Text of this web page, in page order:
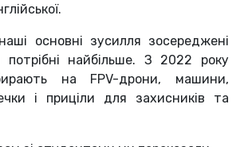
основні зусилля зосереджені
найбільше. З 2022 року
на FPV-дрони, машини,
і приціли для захисників та